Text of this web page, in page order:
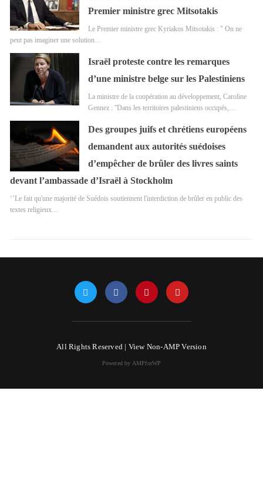
Premier ministre grec Mitsotakis
Le Premier ministre grec Kyriakos Mitsotakis : " On ne
peut pas imaginer une solution…
Israël proteste contre les remarques
d’une ministre belge sur les Palestiniens
La ministre de la coopération au développement, Caroline
Gennez : ''Dans les territoires palestiniens occupés,…
Des groupes juifs et chrétiens européens
demandent aux autorités suédoises
d’empêcher de brûler des livres saints
devant l’ambassade d’Israël à Stockholm
‘’Le fait qu'une majorité de Suédois soutiennent l'interdiction de brûler en public des
textes religieux…
All Rights Reserved | View Non-AMP Version
Powered by AMPforWP